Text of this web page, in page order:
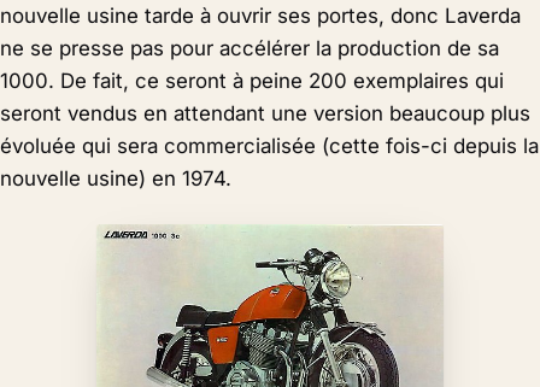
nouvelle usine tarde à ouvrir ses portes, donc Laverda
ne se presse pas pour accélérer la production de sa
1000. De fait, ce seront à peine 200 exemplaires qui
seront vendus en attendant une version beaucoup plus
évoluée qui sera commercialisée (cette fois-ci depuis la
nouvelle usine) en 1974.